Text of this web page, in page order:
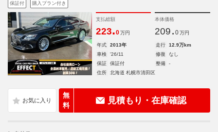
保証付 購入プラン付き
支払総額
223.0 万円
本体価格
209. 0 万円
年式 2013年 走行
12.9万km
車検
'26/11 修復
なし
保証
保証付 整備
-
住所
北海道 札幌市清田区
無
料
見積もり・在庫確認